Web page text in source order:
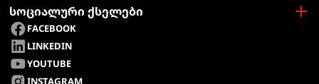
სოციალური ქსელები
FACEBOOK
LINKEDIN
YOUTUBE
INSTAGRAM